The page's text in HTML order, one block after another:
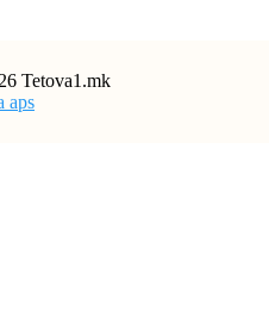
Tetova1.mk
aps